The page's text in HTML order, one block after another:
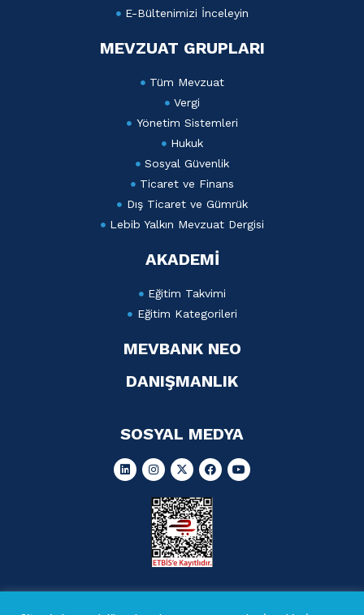
E-Bültenimizi İnceleyin
MEVZUAT GRUPLARI
Tüm Mevzuat
Vergi
Yönetim Sistemleri
Hukuk
Sosyal Güvenlik
Ticaret ve Finans
Dış Ticaret ve Gümrük
Lebib Yalkın Mevzuat Dergisi
AKADEMİ
Eğitim Takvimi
Eğitim Kategorileri
MEVBANK NEO
DANIŞMANLIK
SOSYAL MEDYA